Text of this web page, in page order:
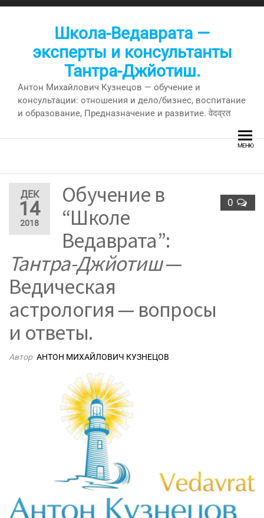
Перейти
Школа-Ведаврата —
эксперты и консультанты
Тантра-Джйотиш.
Антон Михайлович Кузнецов — обучение и
консультации: отношения и дело/бизнес, воспитание
и образование, Предназначение и развитие. वेदव्रत
МЕНЮ
ДЕК
14
2018
0
Обучение в
“Школе
Ведаврата”:
Тантра-Джйотиш—
Ведическая
астрология — вопросы
и ответы.
Автор АНТОН МИХАЙЛОВИЧ КУЗНЕЦОВ